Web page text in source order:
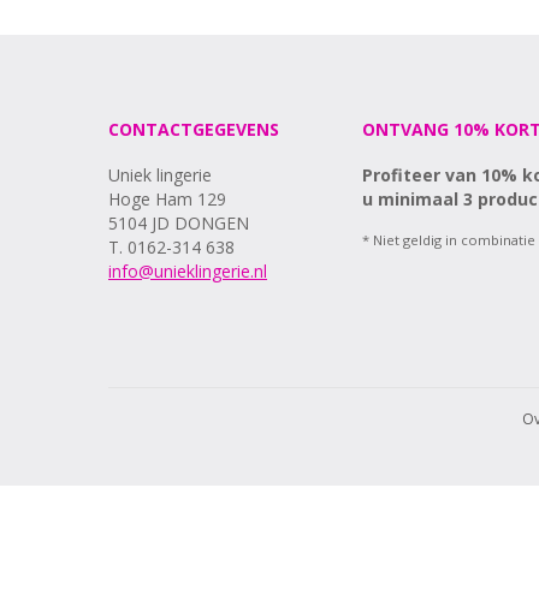
CONTACTGEGEVENS
Uniek lingerie
Hoge Ham 129
5104 JD DONGEN
T. 0162-314 638
info@unieklingerie.nl
ONTVANG 10%
Profiteer van 10%
u minimaal 3
* Niet geldig in